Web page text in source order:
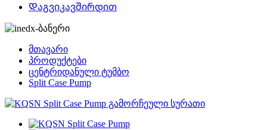
Დაგვიკავშირდით
მთავარი
პროდუქტები
ცენტრიდანული ტუმბო
Split Case Pump